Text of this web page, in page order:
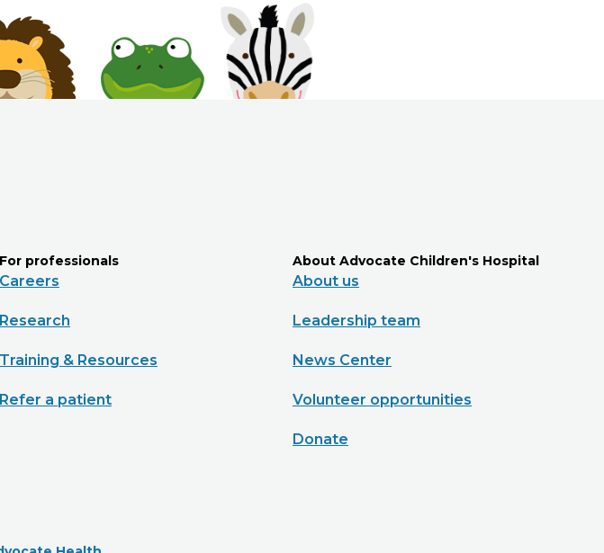
For professionals
Careers
Research
Training & Resources
Refer a patient
About Advocate Children's Hospital
About us
Leadership team
News Center
Volunteer opportunities
Donate